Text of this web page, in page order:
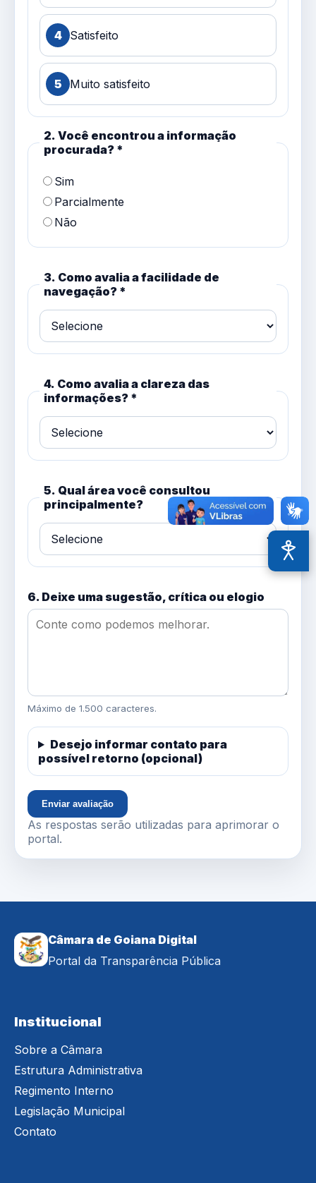
4 Satisfeito
5 Muito satisfeito
2. Você encontrou a informação
procurada? *
Sim
Parcialmente
Não
3. Como avalia a facilidade de
navegação? *
4. Como avalia a clareza das
informações? *
5. Qual área você consultou
principalmente?
6. Deixe uma sugestão, crítica ou elogio
Máximo de 1.500 caracteres.
Desejo informar contato para
possível retorno (opcional)
Enviar avaliação
As respostas serão utilizadas para aprimorar o
portal.
Câmara de Goiana Digital
Portal da Transparência Pública
Institucional
Sobre a Câmara
Estrutura Administrativa
Regimento Interno
Legislação Municipal
Contato